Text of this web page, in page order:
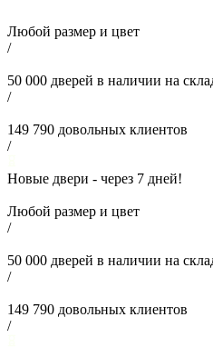
Любой размер и цвет
/
50 000 дверей в наличии на
/
149 790 довольных клиентов
/
Новые двери - через 7 дней!
Любой размер и цвет
/
50 000 дверей в наличии на
/
149 790 довольных клиентов
/